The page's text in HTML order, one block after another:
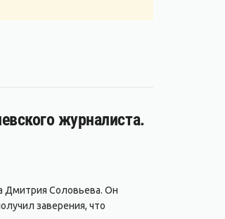
журналиста.
Дмитрия Соловьева. Он
заверения, что